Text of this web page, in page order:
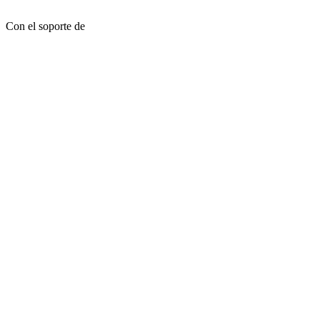
Con el soporte de